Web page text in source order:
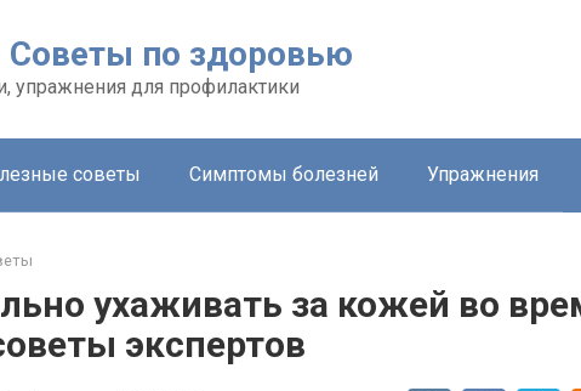
по здоровью
упражнения для профилактики
советы Симптомы болезней Упражнения
ухаживать за кожей во
экспертов